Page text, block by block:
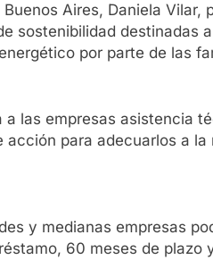
Aires, Daniela Vilar,
sostenibilidad destinadas
por parte de las
a las empresas asistencia
para adecuarlos a
y medianas empresas
60 meses de plazo